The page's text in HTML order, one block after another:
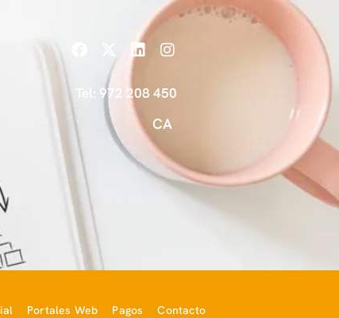
Tel: 972 208 450
CA
Portales Web Pagos Contacto